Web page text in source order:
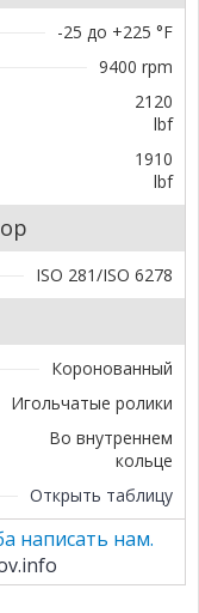
-25 до +225 °F
9400 rpm
2120
lbf
1910
lbf
ISO 281/ISO 6278
Коронованный
Игольчатые ролики
Во внутреннем
кольце
Открыть таблицу
написать нам.